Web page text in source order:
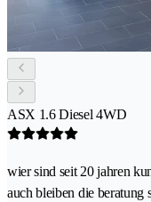
ASX 1.6 Diesel 4WD
wier sind seit 20 jahren
auch bleiben die beratung